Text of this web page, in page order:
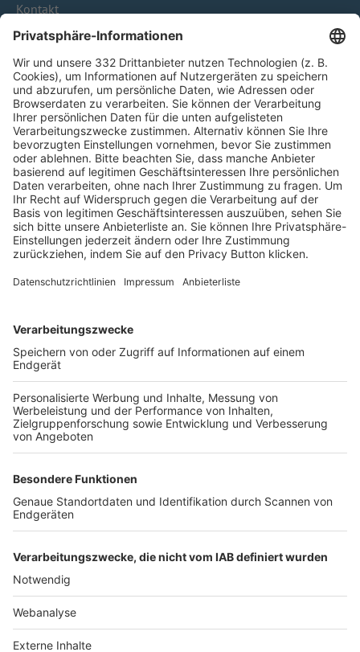
Kontakt
HÄUFIG BESUCHTE SEITEN
Pässe und Vereinswechsel
Trainerausbildung
Schulungsangebot Vereinsmitarbeiter
BFV-Geschäftsstellen
Trainerbörse
Login SpielPlus
FOLGE DEM BFV
TOP-VEREINE
TOP-PARTNER
Nutzungsbedingungen Datenschutz Impressum